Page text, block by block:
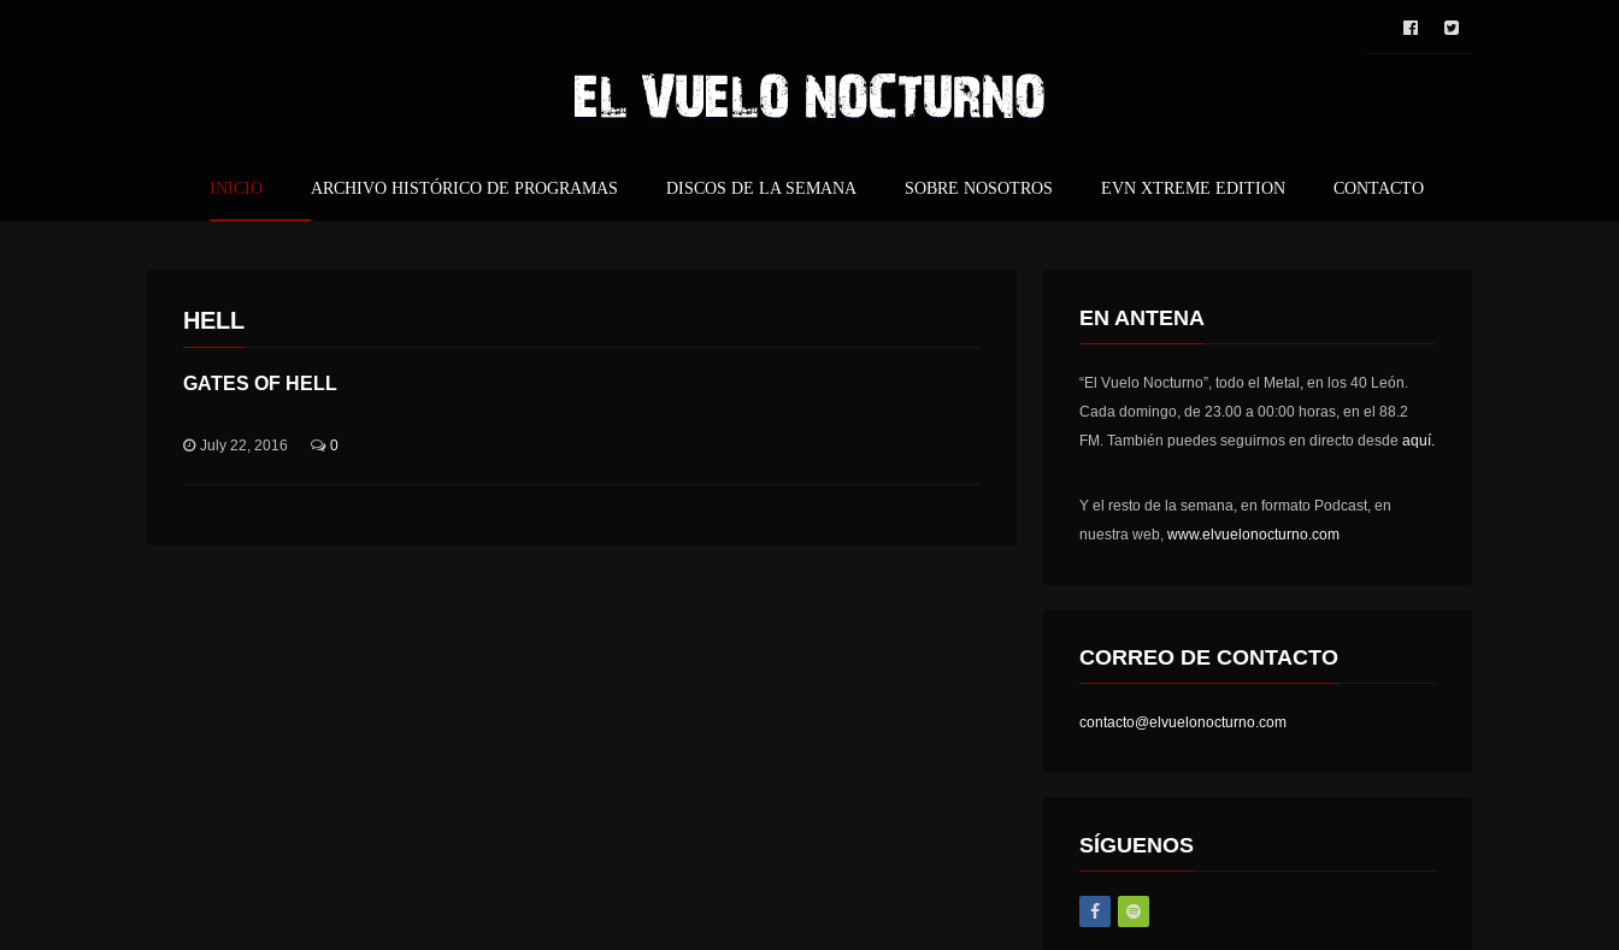
INICIO ARCHIVO HISTÓRICO DE PROGRAMAS DISCOS DE LA SEMANA SOBRE NOSOTROS EVN XTREME EDITION CONTACTO
HELL
GATES OF HELL
July 22, 2016 0
EN ANTENA
“El Vuelo Nocturno”, todo el Metal, en los 40 León.
Cada domingo, de 23.00 a 00:00 horas, en el 88.2
FM. También puedes seguirnos en directo desdeaquí.
Y el resto de la semana, en formato Podcast, en
nuestra web,www.elvuelonocturno.com
CORREO DE CONTACTO
contacto@elvuelonocturno.com
SÍGUENOS